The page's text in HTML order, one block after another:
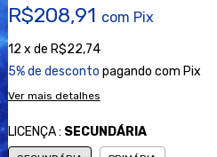
R$208,91 com Pix
12 x de R$22,74
5% de desconto pagando com Pix
Ver mais detalhes
LICENÇA : SECUNDÁRIA